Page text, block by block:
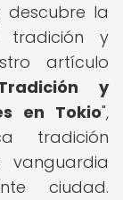
la
tradición y
artículo
y
en Tokio",
tradición
ciudad.